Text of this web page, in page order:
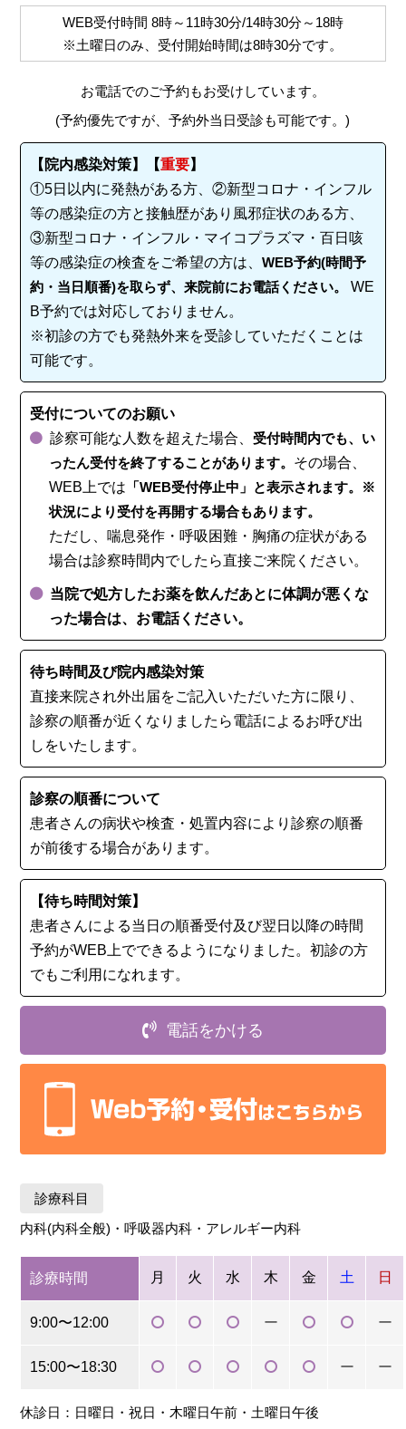
WEB受付時間 8時～11時30分/14時30分～18時
※土曜日のみ、受付開始時間は8時30分です。
お電話でのご予約もお受けしています。
(予約優先ですが、予約外当日受診も可能です。)
【院内感染対策】【重要】
①5日以内に発熱がある方、②新型コロナ・インフル
等の感染症の方と接触歴があり風邪症状のある方、
③新型コロナ・インフル・マイコプラズマ・百日咳
等の感染症の検査をご希望の方は、WEB予約(時間予
約・当日順番)を取らず、来院前にお電話ください。
WE
B予約では対応しておりません。
※初診の方でも発熱外来を受診していただくことは
可能です。
受付についてのお願い
診察可能な人数を超えた場合、 受付時間内でも、い
ったん受付を終了することがあります。 その場合、
WEB上では 「WEB受付停止中」と表示されます。※
状況により受付を再開する場合もあります。
ただし、喘息発作・呼吸困難・胸痛の症状がある
場合は診察時間内でしたら直接ご来院ください。
当院で処方したお薬を飲んだあとに体調が悪くな
った場合は、お電話ください。
待ち時間及び院内感染対策
直接来院され外出届をご記入いただいた方に限り、
診察の順番が近くなりましたら電話によるお呼び出
しをいたします。
診察の順番について
患者さんの病状や検査・処置内容により診察の順番
が前後する場合があります。
【待ち時間対策】
患者さんによる当日の順番受付及び翌日以降の時間
予約がWEB上でできるようになりました。初診の⽅
でもご利用になれます。
電話をかける
診療科目
内科(内科全般)・呼吸器内科・アレルギー内科
診療時間 月 火 水 木 金 土 日
9:00〜12:00 ー ー
15:00〜18:30 ー ー
休診日：日曜日・祝日・木曜日午前・土曜日午後